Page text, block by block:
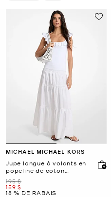
MICHAEL MICHAEL KORS
Jupe longue à volants en
popeline de coton
smockée
était
195 $
maintenant
159 $
18 % DE RABAIS